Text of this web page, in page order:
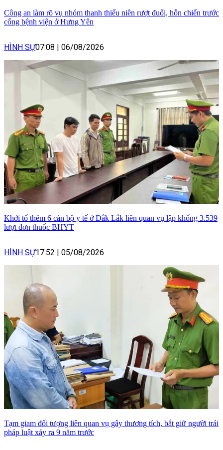
Công an làm rõ vụ nhóm thanh thiếu niên rượt đuổi, hỗn chiến trước
cổng bệnh viện ở Hưng Yên
HÌNH SỰ07:08 | 06/08/2026
Khởi tố thêm 6 cán bộ y tế ở Đắk Lắk liên quan vụ lập khống 3.539
lượt đơn thuốc BHYT
HÌNH SỰ17:52 | 05/08/2026
Tạm giam đối tượng liên quan vụ gây thương tích, bắt giữ người trái
pháp luật xảy ra 9 năm trước